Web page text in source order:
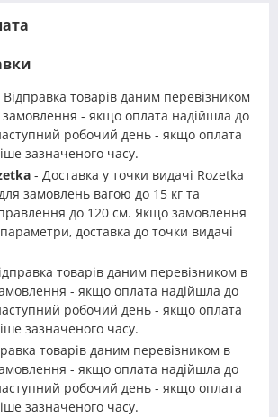
Відправка товарів даним перевізником
- якщо оплата надійшла до
робочий день - якщо оплата
зазначеного часу.
- Доставка у точки видачі Rozetka
замовлень вагою до 15 кг та
до 120 см. Якщо замовлення
доставка до точки видачі
товарів даним перевізником в
- якщо оплата надійшла до
робочий день - якщо оплата
зазначеного часу.
товарів даним перевізником в
- якщо оплата надійшла до
робочий день - якщо оплата
зазначеного часу.